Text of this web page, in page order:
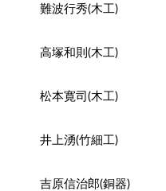
難波行秀(木工)
高塚和則(木工)
松本寛司(木工)
井上湧(竹細工)
吉原信治郎(銅器)